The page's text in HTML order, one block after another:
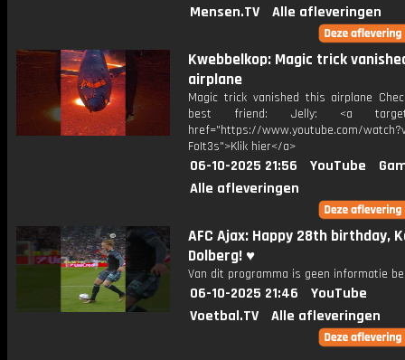
Mensen.TV
Alle afleveringen
Kwebbelkop: Magic trick
airplane
Magic trick vanished this airplane
best friend: Jelly: <a
href="https://www.youtube.com/
FoIt3s">Klik hier</a>
06-10-2025 21:56 YouTube
Alle afleveringen
AFC Ajax: Happy 28th birthday,
Dolberg! ♥️
Van dit programma is geen informatie
06-10-2025 21:46
YouTube
Voetbal.TV
Alle afleveringen